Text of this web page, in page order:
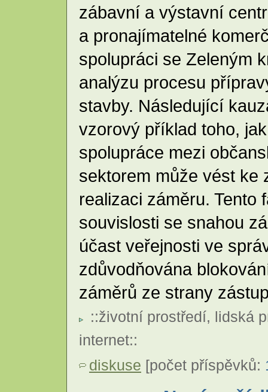
zábavní a výstavní
a pronajímatelné
spolupráci se Zeleným
analýzu procesu
stavby. Následující
vzorový příklad toho,
spolupráce mezi
sektorem může vést ke
realizaci záměru. Tento
souvislosti se snahou
účast veřejnosti ve
zdůvodňována
záměrů ze strany
::životní prostředí, lidská
internet::
diskuse [počet příspěvků: